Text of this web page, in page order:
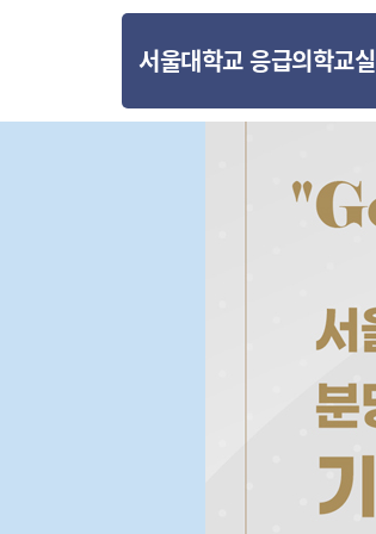
서울대학교 응급의학교실